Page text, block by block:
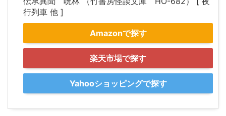
行列車 他 ]
Amazonで探す
楽天市場で探す
Yahooショッピングで探す